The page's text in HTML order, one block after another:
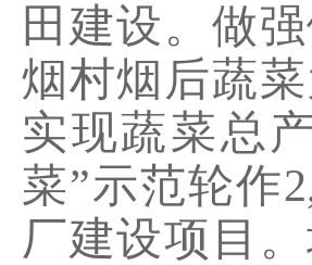
田建设。做
烟村烟后蔬
实现蔬菜总
菜”示范轮作
厂建设项目